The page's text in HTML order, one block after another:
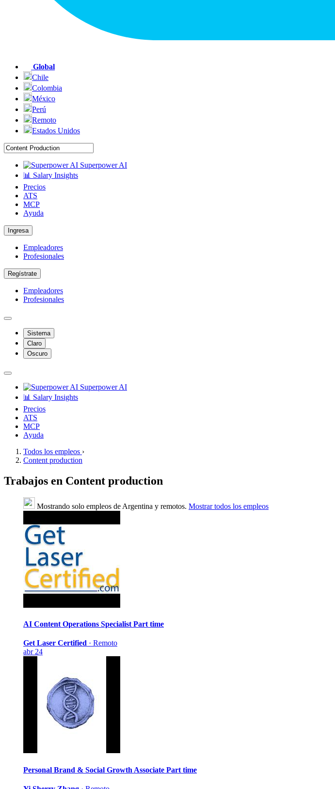
Global
Chile
Colombia
México
Perú
Remoto
Estados Unidos
Superpower AI
📊 Salary Insights
Precios
ATS
MCP
Ayuda
Ingresa
Empleadores
Profesionales
Regístrate
Empleadores
Profesionales
Sistema
Claro
Oscuro
Superpower AI
📊 Salary Insights
Precios
ATS
MCP
Ayuda
Todos los empleos ›
Content production
Trabajos en Content production
Mostrando solo empleos de Argentina y remotos. Mostrar todos los empleos
AI Content Operations Specialist Part time
Get Laser Certified · Remoto
abr 24
Personal Brand & Social Growth Associate Part time